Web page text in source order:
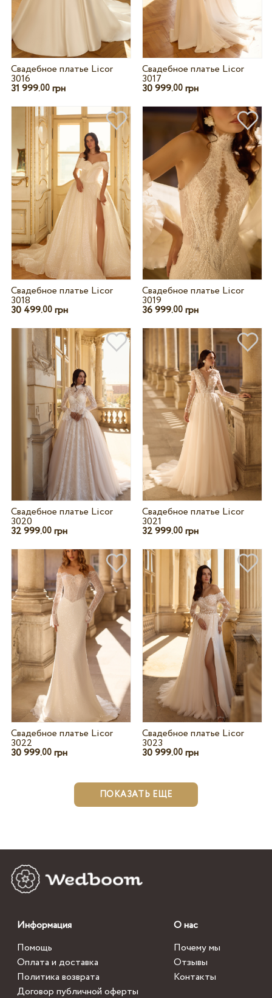
Свадебное платье Licor
3016
31 999.00грн
Свадебное платье Licor
3017
30 999.00 грн
Свадебное платье Licor
3018
30 499.00грн
Свадебное платье Licor
3019
36 999.00 грн
Свадебное платье Licor
3020
32 999.00грн
Свадебное платье Licor
3021
32 999.00 грн
Свадебное платье Licor
3022
30 999.00грн
Свадебное платье Licor
3023
30 999.00 грн
ПОКАЗАТЬ ЕЩЕ
Информация
Помощь
Оплата и доставка
Политика возврата
Договор публичной оферты
О нас
Почему мы
Отзывы
Контакты